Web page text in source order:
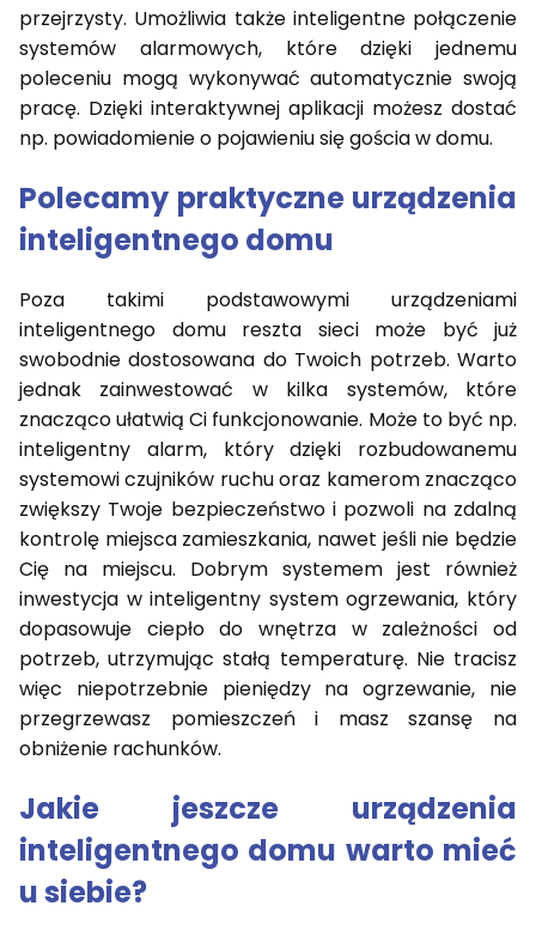
przejrzysty. Umożliwia także inteligentne połączenie
systemów alarmowych, które dzięki jednemu
poleceniu mogą wykonywać automatycznie swoją
pracę. Dzięki interaktywnej aplikacji możesz dostać
np. powiadomienie o pojawieniu się gościa w domu.
Polecamy praktyczne urządzenia
inteligentnego domu
Poza takimi podstawowymi urządzeniami
inteligentnego domu reszta sieci może być już
swobodnie dostosowana do Twoich potrzeb. Warto
jednak zainwestować w kilka systemów, które
znacząco ułatwią Ci funkcjonowanie. Może to być np.
inteligentny alarm, który dzięki rozbudowanemu
systemowi czujników ruchu oraz kamerom znacząco
zwiększy Twoje bezpieczeństwo i pozwoli na zdalną
kontrolę miejsca zamieszkania, nawet jeśli nie będzie
Cię na miejscu. Dobrym systemem jest również
inwestycja w inteligentny system ogrzewania, który
dopasowuje ciepło do wnętrza w zależności od
potrzeb, utrzymując stałą temperaturę. Nie tracisz
więc niepotrzebnie pieniędzy na ogrzewanie, nie
przegrzewasz pomieszczeń i masz szansę na
obniżenie rachunków.
Jakie jeszcze urządzenia
inteligentnego domu warto mieć
u siebie?